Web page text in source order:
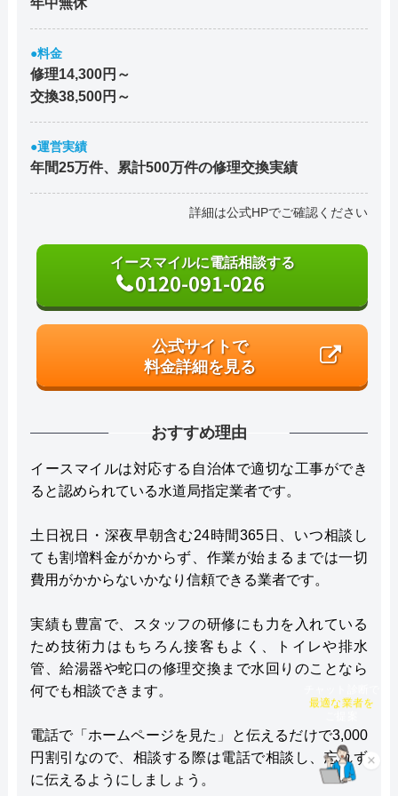
●料金
修理14,300円～
交換38,500円～
●運営実績
年間25万件、累計500万件の修理交換実績
詳細は公式HPでご確認ください
イースマイルに電話相談する
0120-091-026
公式サイトで
料金詳細を見る
おすすめ理由
イースマイルは対応する自治体で適切な工事ができ
ると認められている水道局指定業者です。
土日祝日・深夜早朝含む24時間365日、いつ相談し
ても割増料金がかからず、作業が始まるまでは一切
費用がかからないかなり信頼できる業者です。
実績も豊富で、スタッフの研修にも力を入れている
ため技術力はもちろん接客もよく、トイレや排水
管、給湯器や蛇口の修理交換まで水回りのことなら
何でも相談できます。
電話で「ホームページを見た」と伝えるだけで3,000
円割引なので、相談する際は電話で相談し、忘れず
に伝えるようにしましょう。
×
最適な業者を